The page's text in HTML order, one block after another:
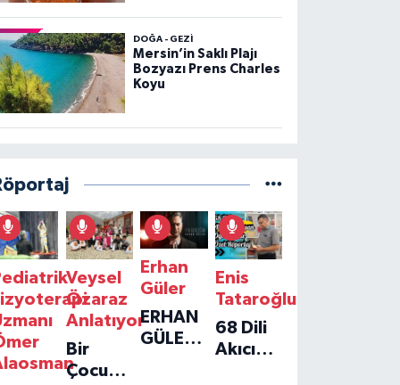
DOĞA - GEZI
Mersin’in Saklı Plajı
Bozyazı Prens Charles
Koyu
Veysel
Özaraz
Anlatıyor
Bir
Çocuğun
Erhan
Güler
ERHAN
GÜLER'IN
Enis
Tataroğlu
68 Dili
Akıcı